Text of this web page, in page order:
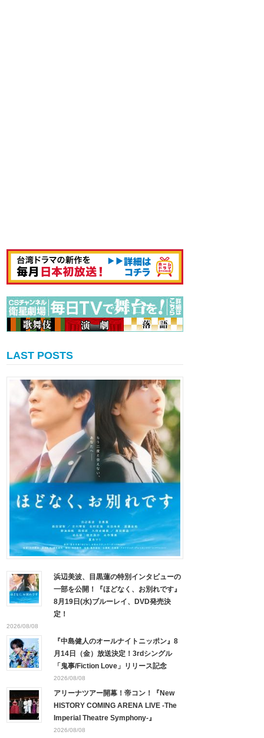
LAST POSTS
浜辺美波、目黒蓮の特別インタビューの
一部を公開！『ほどなく、お別れです』
8月19日(水)ブルーレイ、DVD発売決
定！
2026/08/08
『中島健人のオールナイトニッポン』8
月14日（金）放送決定！3rdシングル
「鬼事/Fiction Love」リリース記念
2026/08/08
アリーナツアー開幕！帝コン！『New
HISTORY COMING ARENA LIVE -The
Imperial Theatre Symphony-』
2026/08/08